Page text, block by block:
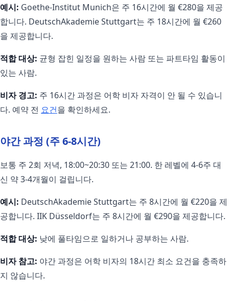
예시: Goethe-Institut Munich은 주 16시간에 월 €280을 제공
합니다. DeutschAkademie Stuttgart는 주 18시간에 월 €260
을 제공합니다.
적합 대상: 균형 잡힌 일정을 원하는 사람 또는 파트타임 활동이
있는 사람.
비자 경고: 주 16시간 과정은 어학 비자 자격이 안 될 수 있습니
다. 예약 전 요건을 확인하세요.
야간 과정 (주 6-8시간)
보통 주 2회 저녁, 18:00~20:30 또는 21:00. 한 레벨에 4-6주 대
신 약 3-4개월이 걸립니다.
예시: DeutschAkademie Stuttgart는 주 8시간에 월 €220을 제
공합니다. IIK Düsseldorf는 주 8시간에 월 €290을 제공합니다.
적합 대상: 낮에 풀타임으로 일하거나 공부하는 사람.
비자 참고: 야간 과정은 어학 비자의 18시간 최소 요건을 충족하
지 않습니다.